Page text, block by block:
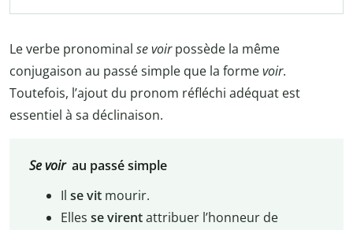
Le verbe pronominal se voirpossède la même
conjugaison au passé simple que la formevoir.
Toutefois, l’ajout du pronom réfléchi adéquat est
essentiel à sa déclinaison.
Se voir au passé simple
Il se vitmourir.
Elles se virentattribuer l’honneur de